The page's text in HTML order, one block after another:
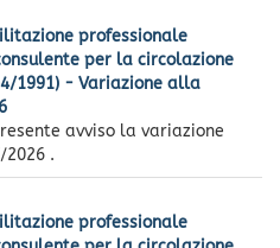
professionale
per la circolazione
1991) - Variazione alla
avviso la variazione
.
professionale